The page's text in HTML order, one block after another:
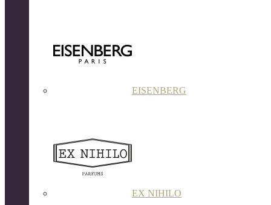
EISENBERG
EX NIHILO